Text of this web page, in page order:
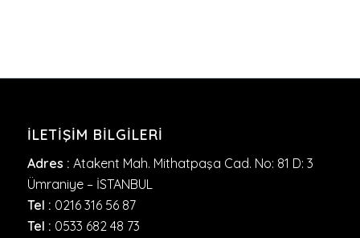
İLETIŞIM BILGILERI
Adres : Atakent Mah. Mithatpaşa Cad. No: 81 D: 3
Ümraniye – İSTANBUL
Tel : 0216 316 56 87
Tel : 0533 682 48 73